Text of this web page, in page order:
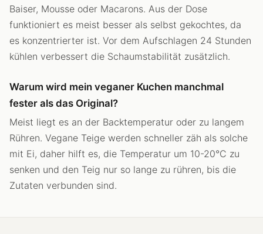
Baiser, Mousse oder Macarons. Aus der Dose
funktioniert es meist besser als selbst gekochtes, da
es konzentrierter ist. Vor dem Aufschlagen 24 Stunden
kühlen verbessert die Schaumstabilität zusätzlich.
Warum wird mein veganer Kuchen manchmal
fester als das Original?
Meist liegt es an der Backtemperatur oder zu langem
Rühren. Vegane Teige werden schneller zäh als solche
mit Ei, daher hilft es, die Temperatur um 10-20°C zu
senken und den Teig nur so lange zu rühren, bis die
Zutaten verbunden sind.